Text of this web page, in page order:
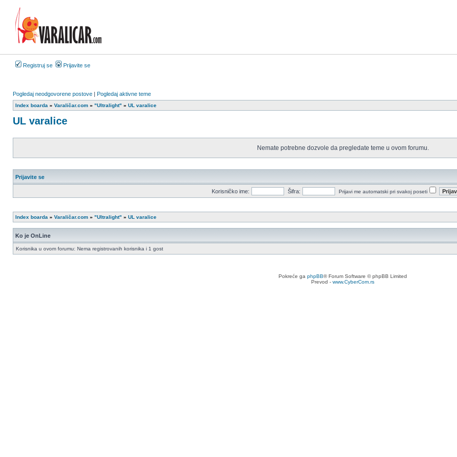
Registruj se Prijavite se
Pogledaj neodgovorene postove | Pogledaj aktivne teme
Index boarda » Varaličar.com » "Ultralight" » UL varalice
UL varalice
Nemate potrebne dozvole da pregledate teme u ovom forumu.
Prijavite se
Korisničko ime: Šifra: Prijavi me automatski pri svakoj poseti
Index boarda » Varaličar.com » "Ultralight" » UL varalice
Ko je OnLine
Korisnika u ovom forumu: Nema registrovanih korisnika i 1 gost
Pokreće ga phpBB® Forum Software © phpBB Limited
Prevod - www.CyberCom.rs